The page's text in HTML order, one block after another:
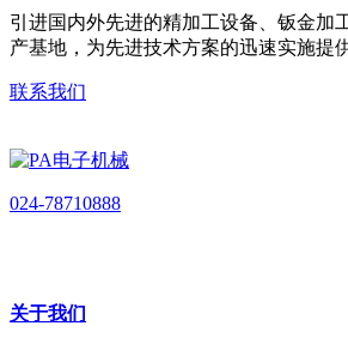
引进国内外先进的精加工设备、钣金加
产基地，为先进技术方案的迅速实施提
联系我们
024-78710888
关于我们